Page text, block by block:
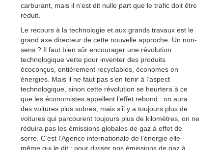
carburant, mais il n’est dit nulle part que le trafic doit être
réduit.
Le recours à la technologie et aux grands travaux est le
grand axe directeur de cette nouvelle approche. Un non-
sens ? Il faut bien sûr encourager une révolution
technologique verte pour inventer des produits
écoconçus, entièrement recyclables, économes en
énergies. Mais il ne faut pas s’en tenir à l’aspect
technologique, sinon cette révolution se heurtera à ce
que les économistes appellent l’effet rebond : on aura
des voitures plus sobres, mais s’il y a toujours plus de
voitures qui parcourent toujours plus de kilomètres, on ne
réduira pas les émissions globales de gaz à effet de
serre. C’est l’Agence internationale de l’énergie elle-
même qui le dit : pour diviser nos émissions de gaz à